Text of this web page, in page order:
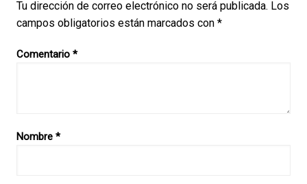
Tu dirección de correo electrónico no será publicada. Los
campos obligatorios están marcados con *
Comentario *
Nombre *